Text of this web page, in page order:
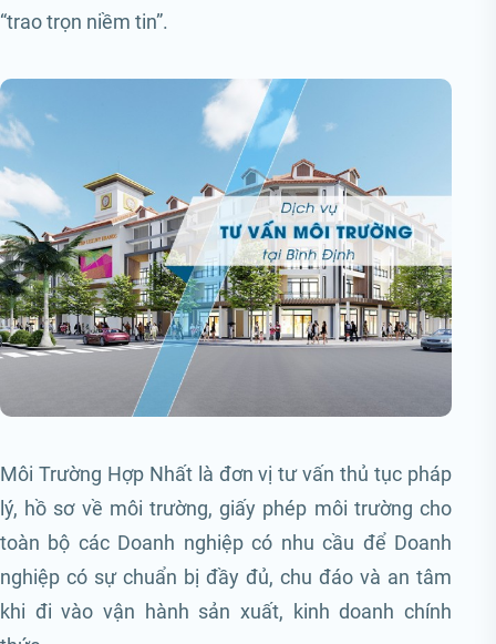
“trao trọn niềm tin”.
Môi Trường Hợp Nhất là đơn vị tư vấn thủ tục pháp
lý, hồ sơ về môi trường, giấy phép môi trường cho
toàn bộ các Doanh nghiệp có nhu cầu để Doanh
nghiệp có sự chuẩn bị đầy đủ, chu đáo và an tâm
khi đi vào vận hành sản xuất, kinh doanh chính